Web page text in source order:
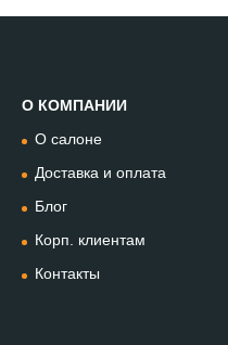
О КОМПАНИИ
О салоне
Доставка и оплата
Блог
Корп. клиентам
Контакты